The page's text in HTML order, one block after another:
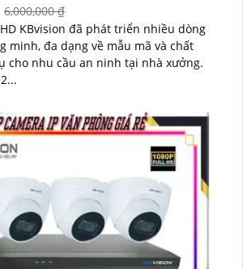
6,000,000 ₫
KBvision đã phát triển nhiều dòng
minh, đa dạng về mẫu mã và chất
cho nhu cầu an ninh tại nhà xưởng.